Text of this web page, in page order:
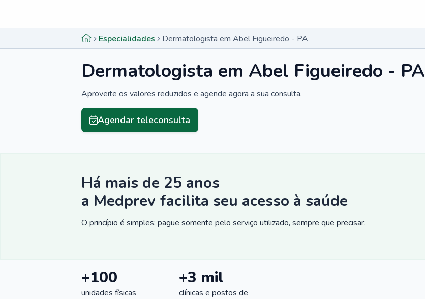
Especialidades Dermatologista em Abel Figueiredo - PA
Dermatologista em Abel Figueiredo - PA
Aproveite os valores reduzidos e agende agora a sua consulta.
Agendar teleconsulta
Há mais de 25 anos
a Medprev facilita seu acesso à saúde
O princípio é simples: pague somente pelo serviço utilizado, sempre que precisar.
+100
unidades físicas
+3 mil
clínicas e postos de